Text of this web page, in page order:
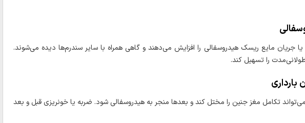
جریان مایع ریسک هیدروسفالی را افزایش می‌دهند و گاهی همراه با سایر سندرم‌ها دیده می‌شوند.
را تسهیل کند.
تکامل مغز جنین را مختل کند و بعدها منجر به هیدروسفالی شود. ضربه یا خونریزی قبل و بعد